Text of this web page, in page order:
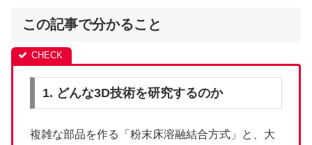
この記事で分かること
1. どんな3D技術を研究するのか
複雑な部品を作る「粉末床溶融結合方式」と、大